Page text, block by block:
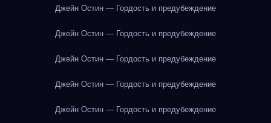
Джейн Остин — Гордость и предубеждение
Джейн Остин — Гордость и предубеждение
Джейн Остин — Гордость и предубеждение
Джейн Остин — Гордость и предубеждение
Джейн Остин — Гордость и предубеждение